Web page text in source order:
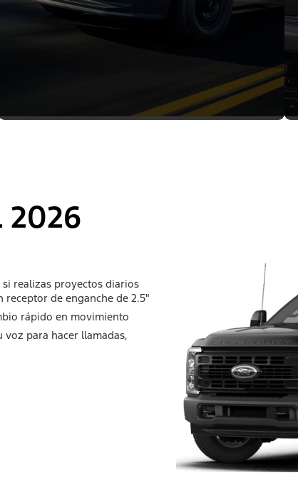
2026
realizas proyectos diarios
receptor de enganche de 2.5"
rápido en movimiento
voz para hacer llamadas,